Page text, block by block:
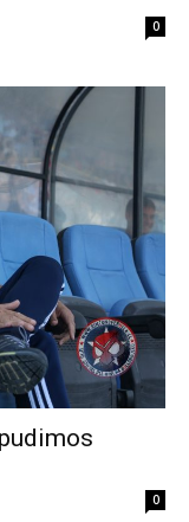
0
0